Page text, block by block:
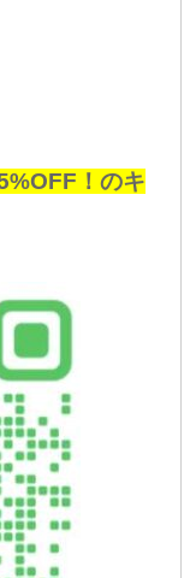
！のキ